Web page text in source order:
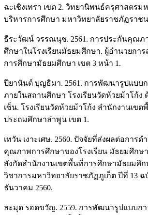
ฉะเชิงเทรา เขต 2. วิทยานิพนธ์ครุศาสตร
บริหารการศึกษา มหาวิทยาลัยราชภัฏราช
ธีระวัฒน์ วรรณนุช. 2561. การประกันคุณภ
ศึกษาในโรงเรียนมัธยมศึกษา. ผู้อำนวยกา
การศึกษามัธยมศึกษา เขต 3 หน้า 1.
ปียานันต์ บุญธิมา. 2561. การพัฒนารูปแบบ
ภายในสถานศึกษา โรงเรียนวัดห้วยม้าโก้ง
เซ็น. โรงเรียนวัดห้วยม้าโก้ง สำนักงานเข
ประถมศึกษาลำพูน เขต 1.
เทวัน เงาะเศษ. 2560. ปัจจัยที่ส่งผลต่อการ
คุณภาพการศึกษาของโรงเรียน มัธยมศึกษ
สังกัดสำนักงานเขตพื้นที่การศึกษามัธยมศึก
วิชาการมหาวิทยาลัยราชภัฏภูเก็ต ปีที่ 13
ธันวาคม 2560.
ละมุด รอดขวัญ. 2559. การพัฒนารูปแบบก